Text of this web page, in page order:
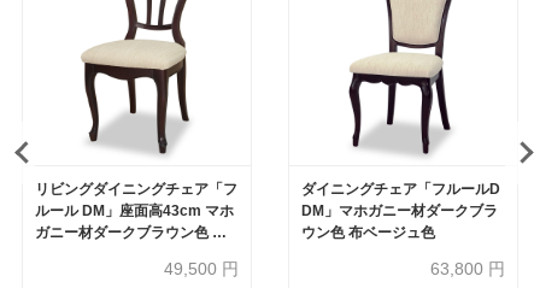
リビングダイニングチェア「フ
ルール DM」座面高43cm マホ
ガニー材ダークブラウン色 布
49,500 円
ダイニングチェア「フルールD
DM」マホガニー材ダークブラ
ウン色 布ベージュ色
63,800 円